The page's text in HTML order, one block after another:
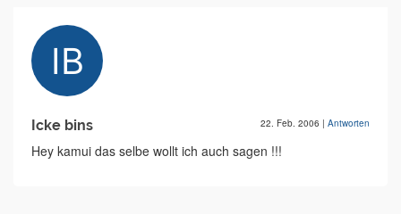
Icke bins 22. Feb. 2006 | Antworten
Hey kamui das selbe wollt ich auch sagen !!!